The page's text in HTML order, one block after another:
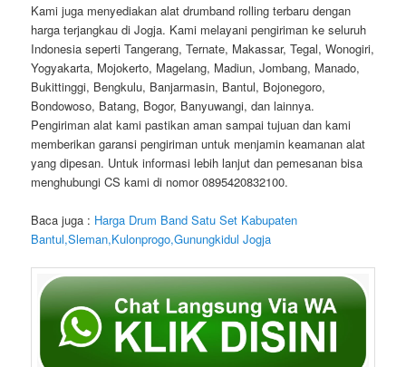
Kami juga menyediakan alat drumband rolling terbaru dengan
harga terjangkau di Jogja. Kami melayani pengiriman ke seluruh
Indonesia seperti Tangerang, Ternate, Makassar, Tegal, Wonogiri,
Yogyakarta, Mojokerto, Magelang, Madiun, Jombang, Manado,
Bukittinggi, Bengkulu, Banjarmasin, Bantul, Bojonegoro,
Bondowoso, Batang, Bogor, Banyuwangi, dan lainnya.
Pengiriman alat kami pastikan aman sampai tujuan dan kami
memberikan garansi pengiriman untuk menjamin keamanan alat
yang dipesan. Untuk informasi lebih lanjut dan pemesanan bisa
menghubungi CS kami di nomor 0895420832100.
Baca juga : Harga Drum Band Satu Set Kabupaten
Bantul,Sleman,Kulonprogo,Gunungkidul Jogja